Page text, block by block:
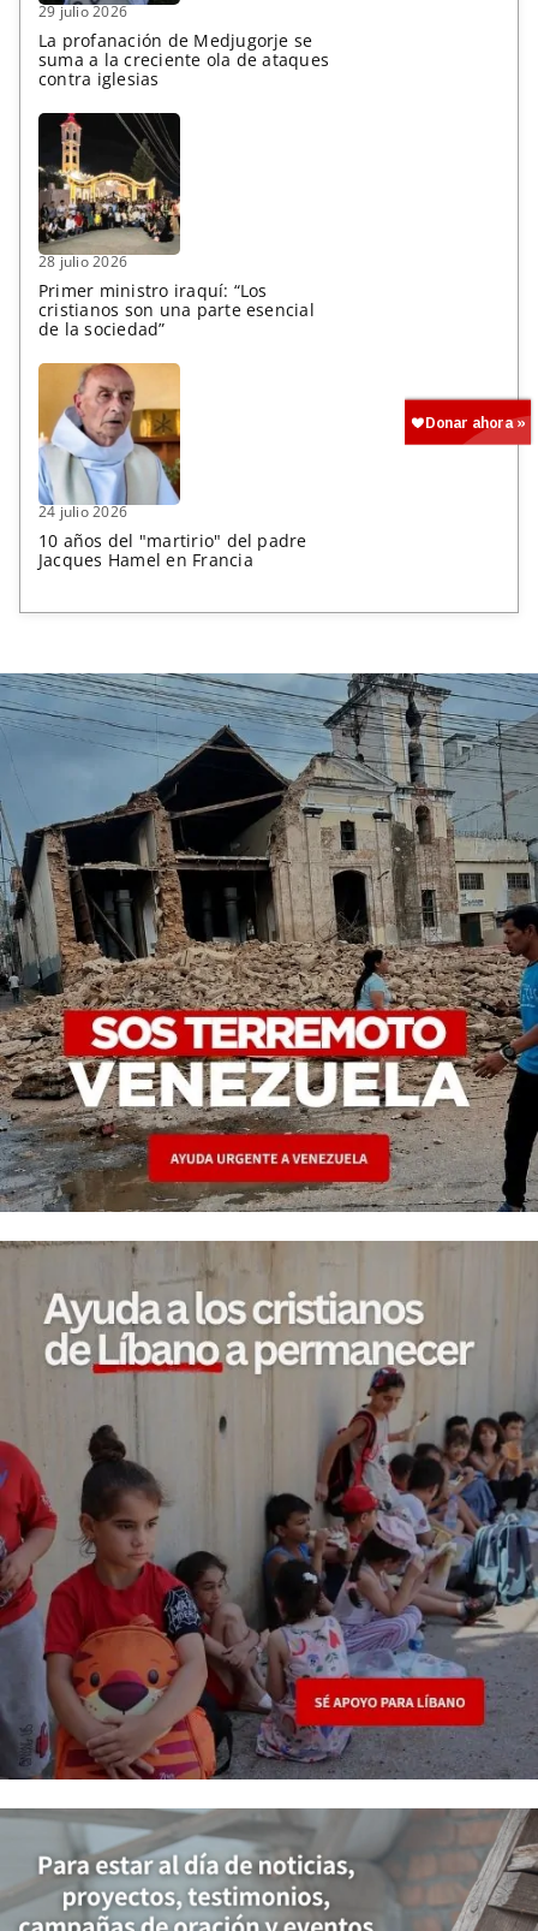
29 julio 2026
La profanación de Medjugorje se
suma a la creciente ola de ataques
contra iglesias
28 julio 2026
Primer ministro iraquí: “Los
cristianos son una parte esencial
de la sociedad”
24 julio 2026
10 años del "martirio" del padre
Jacques Hamel en Francia